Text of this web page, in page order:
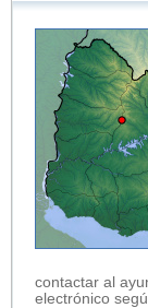
contactar al
electrónico